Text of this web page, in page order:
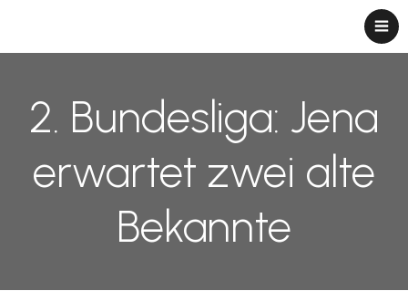
2. Bundesliga: Jena
erwartet zwei alte
Bekannte